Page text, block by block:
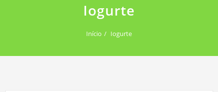
Iogurte
Início Iogurte